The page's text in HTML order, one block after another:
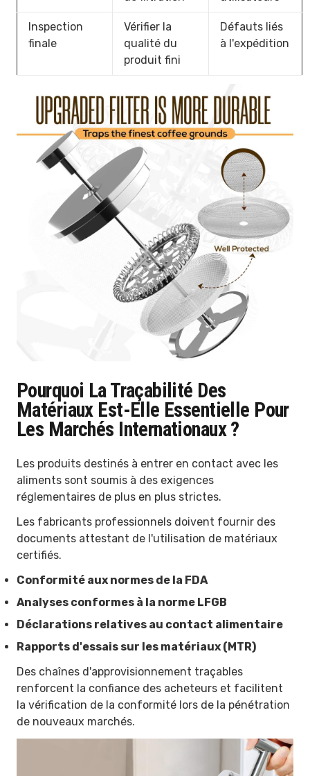
Inspection
finale
Vérifier la
qualité du
produit fini
Défauts liés
à l'expédition
Pourquoi La Traçabilité Des
Matériaux Est-Elle Essentielle Pour
Les Marchés Internationaux ?
Les produits destinés à entrer en contact avec les
aliments sont soumis à des exigences
réglementaires de plus en plus strictes.
Les fabricants professionnels doivent fournir des
documents attestant de l'utilisation de matériaux
certifiés.
Conformité aux normes de la FDA
Analyses conformes à la norme LFGB
Déclarations relatives au contact alimentaire
Rapports d'essais sur les matériaux (MTR)
Des chaînes d'approvisionnement traçables
renforcent la confiance des acheteurs et facilitent
la vérification de la conformité lors de la pénétration
de nouveaux marchés.